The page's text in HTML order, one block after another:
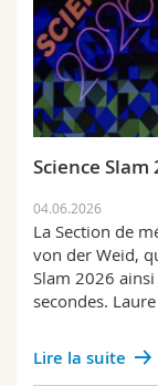
Science Slam
04.06.2026
La Section de
von der Weid,
Slam 2026
secondes.
Lire la suite